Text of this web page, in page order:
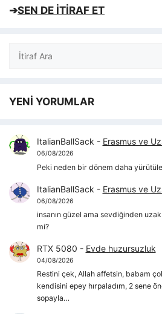
➔SEN DE İTİRAF ET
Ara
YENİ YORUMLAR
ItalianBallSack - Erasmus ve
06/08/2026
Peki neden bir dönem daha
ItalianBallSack - Erasmus ve
06/08/2026
insanın güzel ama sevdiğinden
mi?
RTX 5080 - Evde huzursuzluk
04/08/2026
Restini çek, Allah affetsin, babam
kendisini epey hırpaladım, 2 sene
sopayla…